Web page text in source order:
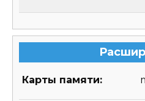
Карты памяти: